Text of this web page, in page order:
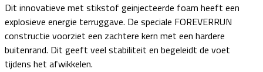
Dit innovatieve met stikstof geinjecteerde foam heeft een
explosieve energie terruggave. De speciale FOREVERRUN
constructie voorziet een zachtere kern met een hardere
buitenrand. Dit geeft veel stabiliteit en begeleidt de voet
tijdens het afwikkelen.